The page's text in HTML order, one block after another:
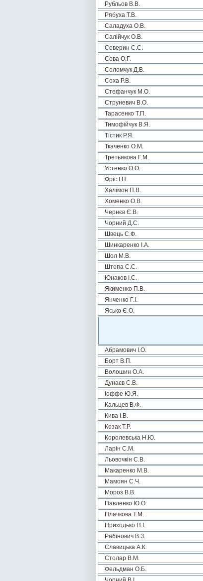
Рубльов В.В.
Рябуха Т.В.
Саладуха О.В.
Салійчук О.В.
Северин С.С.
Сова О.Г.
Соломчук Д.В.
Соха Р.В.
Стефанчук М.О.
Струневич В.О.
Тарасенко Т.П.
Тимофійчук В.Я.
Тістик Р.Я.
Ткаченко О.М.
Третьякова Г.М.
Устенко О.О.
Фріс І.П.
Халімон П.В.
Хоменко О.В.
Чернєв Є.В.
Чорний Д.С.
Швець С.Ф.
Шинкаренко І.А.
Шол М.В.
Штепа С.С.
Юнаков І.С.
Якименко П.В.
Янченко Г.І.
Ясько Є.О.
Абрамович І.О.
Борт В.П.
Волошин О.А.
Дунаєв С.В.
Іоффе Ю.Я.
Кальцев В.Ф.
Кива І.В.
Козак Т.Р.
Королевська Н.Ю.
Ларін С.М.
Льовочкін С.В.
Макаренко М.В.
Мамоян С.Ч.
Мороз В.В.
Павленко Ю.О.
Плачкова Т.М.
Приходько Н.І.
Рабінович В.З.
Славицька А.К.
Столар В.М.
Фельдман О.Б.